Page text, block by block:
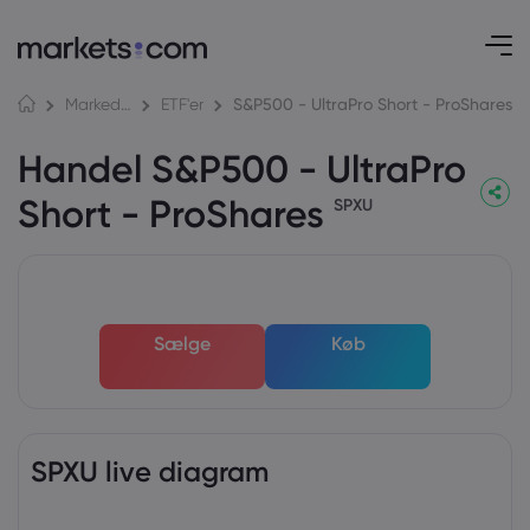
Markeder ETF'er S&P500 - UltraPro Short - ProShares
Handel S&P500 - UltraPro
Short - ProShares SPXU
Sælge Køb
SPXU live diagram